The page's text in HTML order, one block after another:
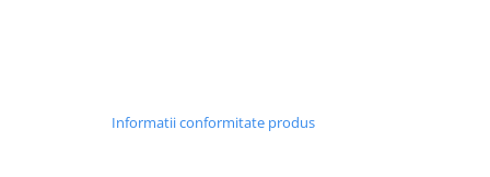
Informatii conformitate produs